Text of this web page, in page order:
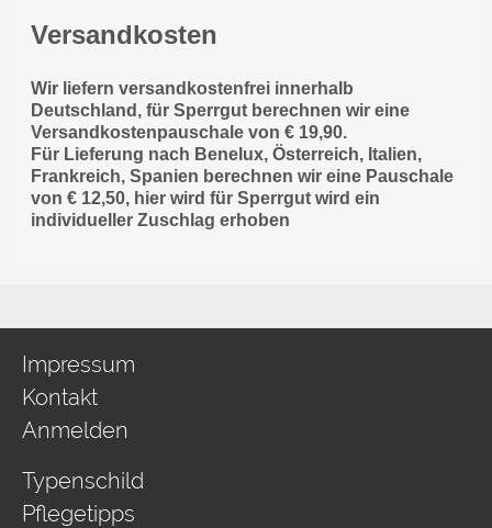
Versandkosten
Wir liefern versandkostenfrei innerhalb
Deutschland, für Sperrgut berechnen wir eine
Versandkostenpauschale von € 19,90.
Für Lieferung nach Benelux, Österreich, Italien,
Frankreich, Spanien berechnen wir eine Pauschale
von € 12,50, hier wird für Sperrgut wird ein
individueller Zuschlag erhoben
Impressum
Kontakt
Anmelden
Typenschild
Pflegetipps